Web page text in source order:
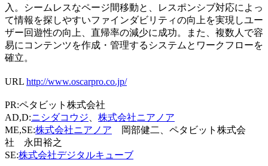
入。シームレスなページ間移動と、レスポンシブ対応によっ
て情報を探しやすいファインダビリティの向上を実現しユー
ザー回遊性の向上、直帰率の減少に成功。また、複数人で容
易にコンテンツを作成・管理するシステムとワークフローを
確立。
URL http://www.oscarpro.co.jp/
PR:ペタビット株式会社
AD,D:ニシダコウジ
株式会社ニアノア
ME,SE:株式会社ニアノア 岡部健二、ペタビット株式会
社 永田裕之
SE:株式会社デジタルキューブ